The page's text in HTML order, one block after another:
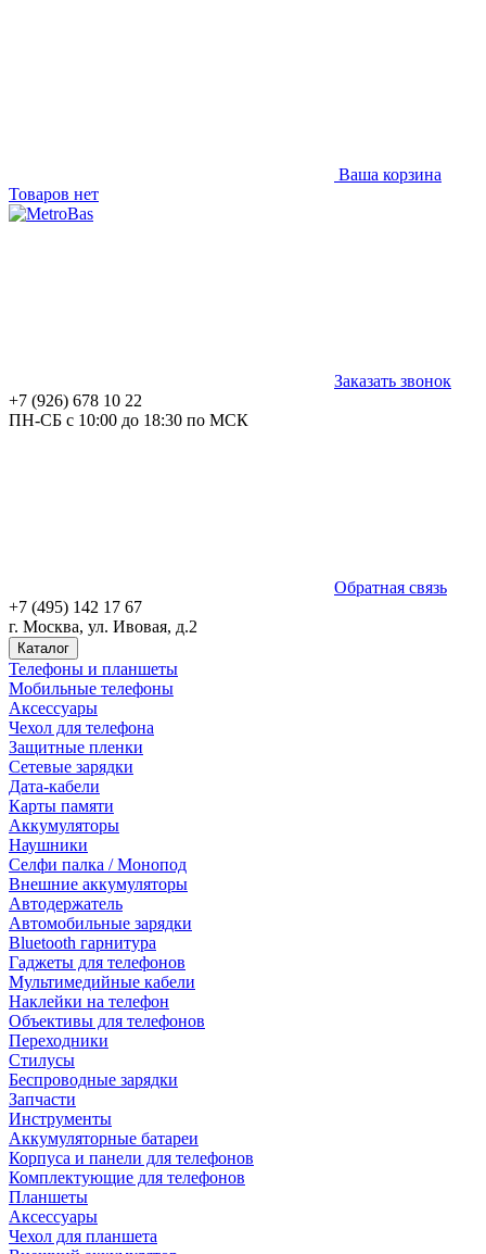
Ваша корзина
Товаров нет
Заказать звонок
+7 (926) 678 10 22
ПН-СБ с 10:00 до 18:30 по МСК
Обратная связь
+7 (495) 142 17 67
г. Москва, ул. Ивовая, д.2
Каталог
Телефоны и планшеты
Мобильные телефоны
Аксессуары
Чехол для телефона
Защитные пленки
Сетевые зарядки
Дата-кабели
Карты памяти
Аккумуляторы
Наушники
Селфи палка / Монопод
Внешние аккумуляторы
Автодержатель
Автомобильные зарядки
Bluetooth гарнитура
Гаджеты для телефонов
Мультимедийные кабели
Наклейки на телефон
Объективы для телефонов
Переходники
Стилусы
Беспроводные зарядки
Запчасти
Инструменты
Аккумуляторные батареи
Корпуса и панели для телефонов
Комплектующие для телефонов
Планшеты
Аксессуары
Чехол для планшета